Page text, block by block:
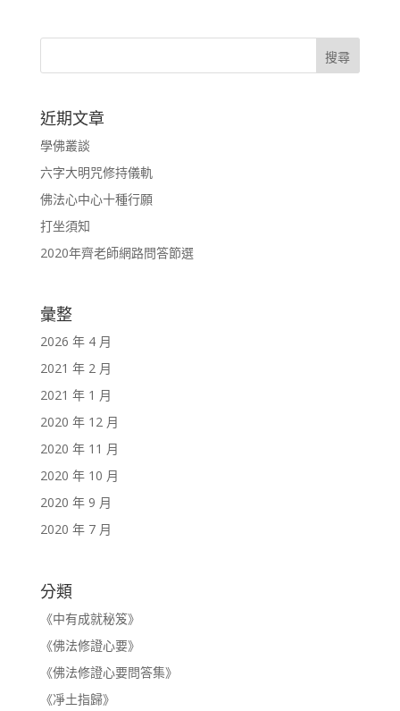
近期文章
學佛叢談
六字大明咒修持儀軌
佛法心中心十種行願
打坐須知
2020年齊老師網路問答節選
彙整
2026 年 4 月
2021 年 2 月
2021 年 1 月
2020 年 12 月
2020 年 11 月
2020 年 10 月
2020 年 9 月
2020 年 7 月
分類
《中有成就秘笈》
《佛法修證心要》
《佛法修證心要問答集》
《凈土指歸》